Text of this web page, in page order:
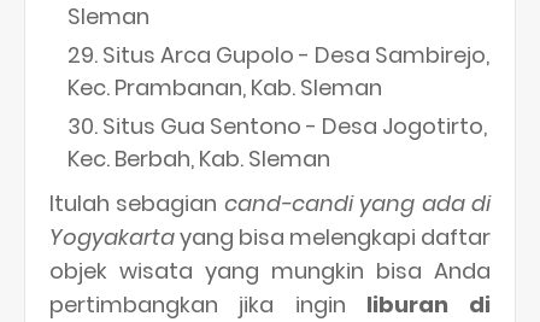
Sleman
Situs Arca Gupolo - Desa Sambirejo,
Kec. Prambanan, Kab. Sleman
Situs Gua Sentono - Desa Jogotirto,
Kec. Berbah, Kab. Sleman
Itulah sebagian cand-candi yang ada di
Yogyakartayang bisa melengkapi daftar
objek wisata yang mungkin bisa Anda
pertimbangkan jika ingin liburan di